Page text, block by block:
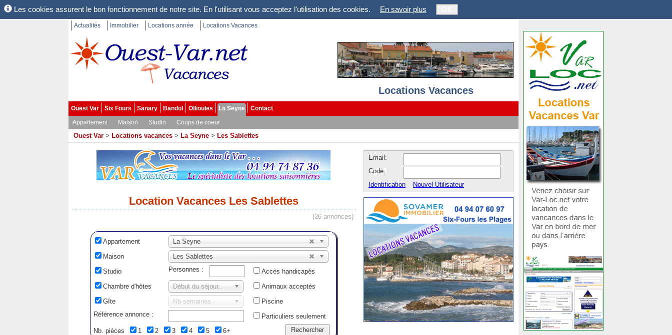
Les cookies assurent le bon fonctionnement de notre site. En l'utilisant vous acceptez l'utilisation des cookies. En savoir plus
Actualités Immobilier Locations année Locations Vacances
Locations Vacances
Ouest Var Six Fours Sanary Bandol Ollioules La Seyne
Contact
Appartement
Maison Studio Coups de coeur
Ouest Var > Locations vacances > La Seyne > Les Sablettes
Location Vacances Les Sablettes
(26 annonces)
Appartement
La Seyne
Maison
Les Sablettes
Studio
Personnes :
Accès handicapés
Chambre d'hôtes
Début du séjour..
Animaux acceptés
Gîte
Nb semaines..
Piscine
Référence annonce :
Particuliers seulement
Nb. pièces
1 2 3 4 5 6+
Email:
Code:
Identification
Nouvel Utilisateur